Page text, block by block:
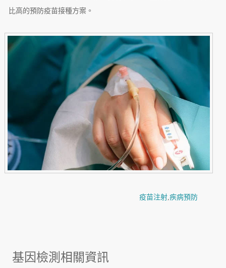
比高的預防疫苗接種方案。
疫苗注射,疾病預防
基因檢測相關資訊